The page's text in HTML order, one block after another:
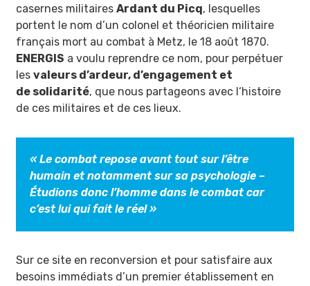
casernes militairesArdant du Picq, lesquelles
portent le nom d’un colonel et théoricien militaire
français mort au combat à Metz, le 18 août 1870.
ENERGIS a voulu reprendre ce nom, pour perpétuer
lesvaleurs d’ardeur, d’engagement et
de solidarité, que nous partageons avec l‘histoire
de ces militaires et de ces lieux.
« Le combat repose avant tout sur l’être
humain et notamment sur sa psychologie –
Étudions donc l’homme dans le combat car
c’est lui qui fait le réel »
Sur ce site en reconversion et pour satisfaire aux
besoins immédiats d’un premier établissement en